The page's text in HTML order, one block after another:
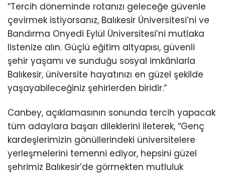
“Tercih döneminde rotanızı geleceğe güvenle
çevirmek istiyorsanız, Balıkesir Üniversitesi’ni ve
Bandırma Onyedi Eylül Üniversitesi’ni mutlaka
listenize alın. Güçlü eğitim altyapısı, güvenli
şehir yaşamı ve sunduğu sosyal imkânlarla
Balıkesir, üniversite hayatınızı en güzel şekilde
yaşayabileceğiniz şehirlerden biridir.”
Canbey, açıklamasının sonunda tercih yapacak
tüm adaylara başarı dileklerini ileterek, “Genç
kardeşlerimizin gönüllerindeki üniversitelere
yerleşmelerini temenni ediyor, hepsini güzel
şehrimiz Balıkesir’de görmekten mutluluk